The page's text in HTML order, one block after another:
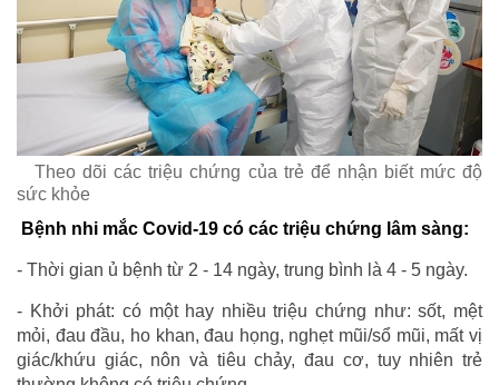
Theo dõi các triệu chứng của trẻ để nhận biết mức độ
sức khỏe
Bệnh nhi mắc Covid-19 có các triệu chứng lâm sàng:
- Thời gian ủ bệnh từ 2 - 14 ngày, trung bình là 4 - 5 ngày.
- Khởi phát: có một hay nhiều triệu chứng như: sốt, mệt
mỏi, đau đầu, ho khan, đau họng, nghẹt mũi/sổ mũi, mất vị
giác/khứu giác, nôn và tiêu chảy, đau cơ, tuy nhiên trẻ